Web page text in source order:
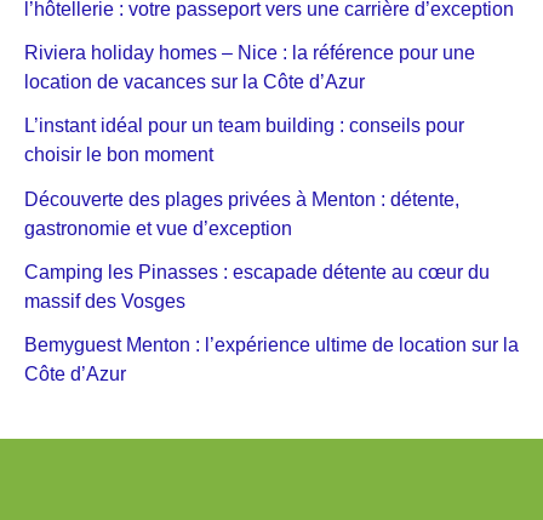
l’hôtellerie : votre passeport vers une carrière d’exception
Riviera holiday homes – Nice : la référence pour une
location de vacances sur la Côte d’Azur
L’instant idéal pour un team building : conseils pour
choisir le bon moment
Découverte des plages privées à Menton : détente,
gastronomie et vue d’exception
Camping les Pinasses : escapade détente au cœur du
massif des Vosges
Bemyguest Menton : l’expérience ultime de location sur la
Côte d’Azur